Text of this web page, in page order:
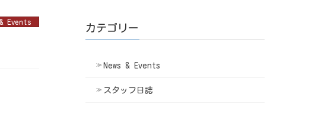
Events
カテゴリー
News & Events
スタッフ日誌